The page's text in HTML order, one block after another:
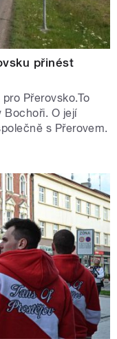
přinést
Přerovsko.To
Bochoři. O její
s Přerovem.